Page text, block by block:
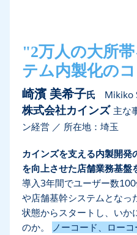
"2万人の大所
テム内製化の
崎濱 美希子氏 Mikiko
株式会社カインズ 主な
ン経営 ／ 所在地：埼玉
カインズを支える内製開
を向上させた店舗業務基盤
導入3年間でユーザー数
や店舗基幹システムとなっ
状態からスタートし、いか
のか。
ノーコード、ロー